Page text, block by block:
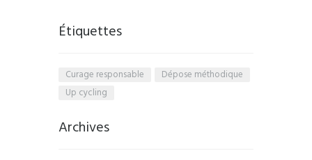
Étiquettes
Curage responsable
Dépose méthodique
Up cycling
Archives